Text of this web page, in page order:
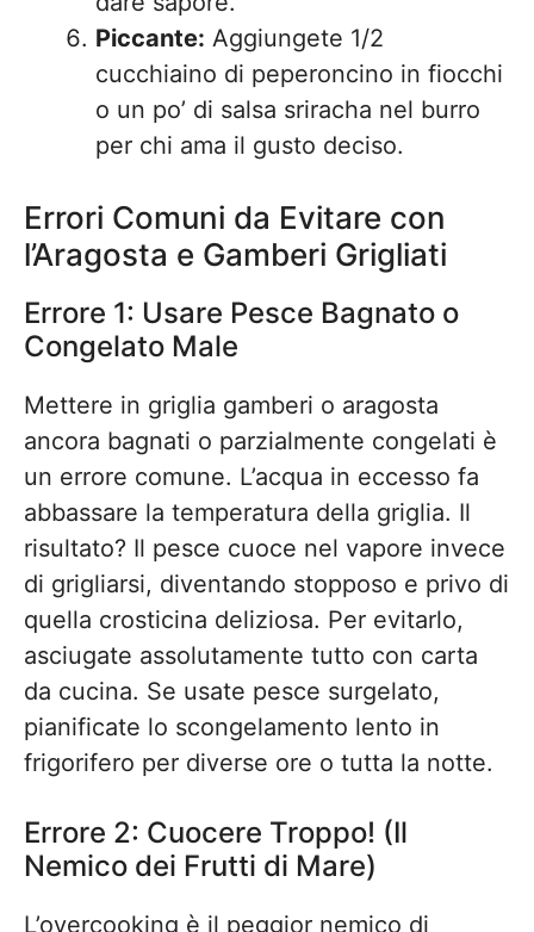
Piccante: Aggiungete 1/2
cucchiaino di peperoncino in fiocchi
o un po’ di salsa sriracha nel burro
per chi ama il gusto deciso.
Errori Comuni da Evitare con
l’Aragosta e Gamberi Grigliati
Errore 1: Usare Pesce Bagnato o
Congelato Male
Mettere in griglia gamberi o aragosta
ancora bagnati o parzialmente congelati è
un errore comune. L’acqua in eccesso fa
abbassare la temperatura della griglia. Il
risultato? Il pesce cuoce nel vapore invece
di grigliarsi, diventando stopposo e privo di
quella crosticina deliziosa. Per evitarlo,
asciugate assolutamente tutto con carta
da cucina. Se usate pesce surgelato,
pianificate lo scongelamento lento in
frigorifero per diverse ore o tutta la notte.
Errore 2: Cuocere Troppo! (Il
Nemico dei Frutti di Mare)
L’overcooking è il peggior nemico di